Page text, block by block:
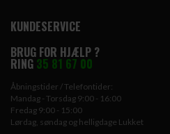
KUNDESERVICE
BRUG FOR HJÆLP ?
RING 35 81 67 00
Åbningstider / Telefontider:
Mandag - Torsdag 9:00 - 16:00
Fredag 9:00 - 15:00
Lørdag, søndag og helligdage Lukket